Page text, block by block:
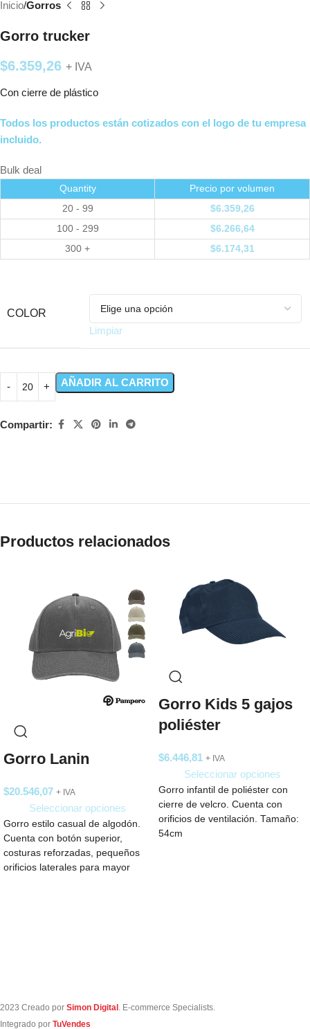
Inicio Gorros
Gorro trucker
$6.359,26 + IVA
Con cierre de plástico
Todos los productos están cotizados con el logo de tu empresa
incluido.
Bulk deal
Quantity
Precio por volumen
20 - 99
$6.359,26
100 - 299
$6.266,64
300 +
$6.174,31
COLOR
Limpiar
AÑADIR AL CARRITO
Compartir:
Productos relacionados
Gorro Lanin
$20.546,07 + IVA
Seleccionar opciones
Gorro estilo casual de algodón.
Cuenta con botón superior,
costuras reforzadas, pequeños
orificios laterales para mayor
Gorro Kids 5 gajos
poliéster
$6.446,81 + IVA
Seleccionar opciones
Gorro infantil de poliéster con
cierre de velcro. Cuenta con
orificios de ventilación. Tamaño:
54cm
2023 Creado por Simon Digital . E-commerce Specialists.
Integrado por TuVendes